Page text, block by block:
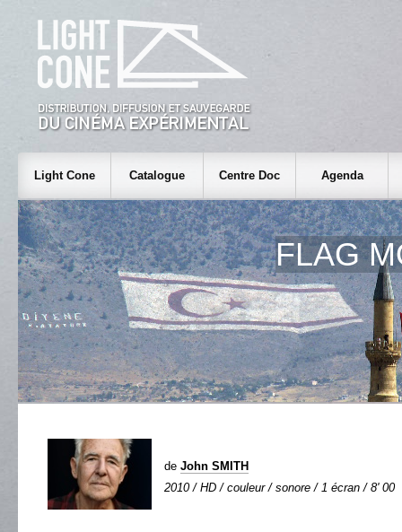
Light Cone Catalogue Centre Doc Agenda
FLAG
de John SMITH
2010 / HD / couleur / sonore / 1 écran / 8' 00